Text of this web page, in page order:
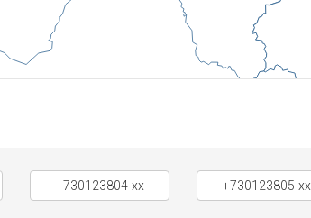
+730123804-xx +730123805-xx